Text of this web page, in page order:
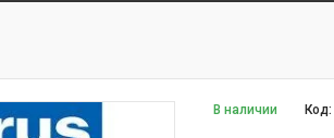
В наличии